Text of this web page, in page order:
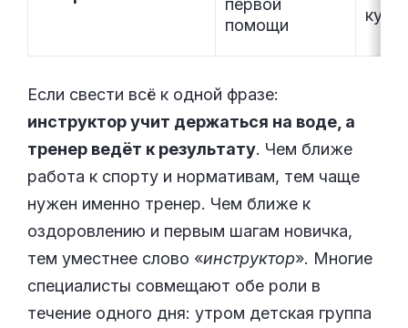
первой
помощи
Если свести всё к одной фразе:
инструктор учит держаться на воде, а
тренер ведёт к результату. Чем ближе
работа к спорту и нормативам, тем чаще
нужен именно тренер. Чем ближе к
оздоровлению и первым шагам новичка,
тем уместнее слово «инструктор». Многие
специалисты совмещают обе роли в
течение одного дня: утром детская группа